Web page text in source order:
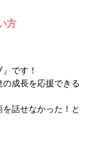
方
です！
成長を応援できる
話せなかった！と